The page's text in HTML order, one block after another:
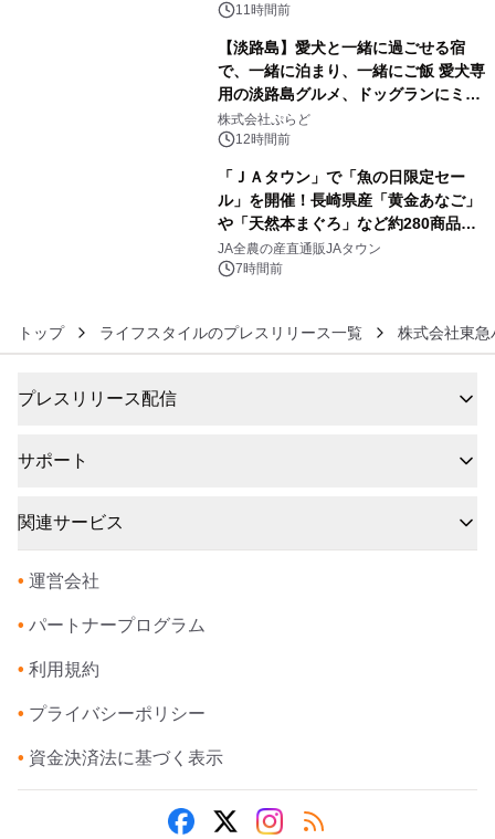
11時間前
【淡路島】愛犬と一緒に過ごせる宿
で、一緒に泊まり、一緒にご飯 愛犬専
用の淡路島グルメ、ドッグランにミニ
プール グランピングとトレーラーハウ
スの2施設で
株式会社ぷらど
12時間前
「ＪＡタウン」で「魚の日限定セー
ル」を開催！長崎県産「黄金あなご」
や「天然本まぐろ」など約280商品を
販売！～毎月１０日の定例企画～
JA全農の産直通販JAタウン
7時間前
トップ ライフスタイルのプレスリリース一覧 株式会社東急
プレスリリース配信
サポート
関連サービス
• 運営会社
• パートナープログラム
• 利用規約
• プライバシーポリシー
• 資金決済法に基づく表示